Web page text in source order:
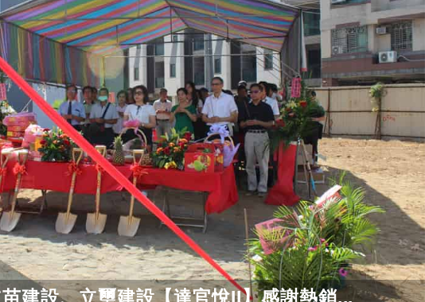
建設、立璽建設【達官悅II】感謝熱銷...